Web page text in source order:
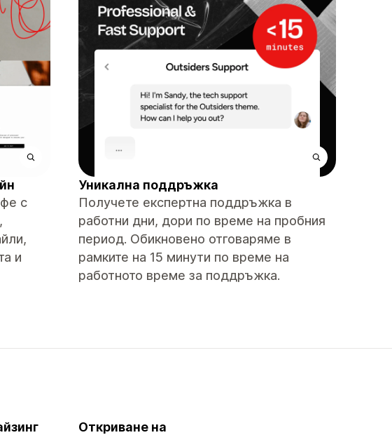
с
и
Уникална поддръжка
Получете експертна поддръжка в
работни дни, дори по време на пробния
период. Обикновено отговаряме в
рамките на 15 минути по време на
работното време за поддръжка.
Откриване на